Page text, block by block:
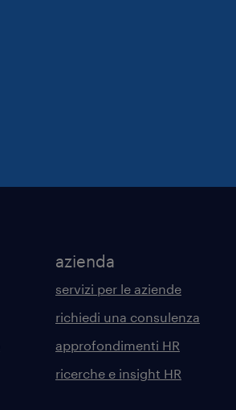
azienda
servizi per le aziende
richiedi una consulenza
approfondimenti HR
ricerche e insight HR